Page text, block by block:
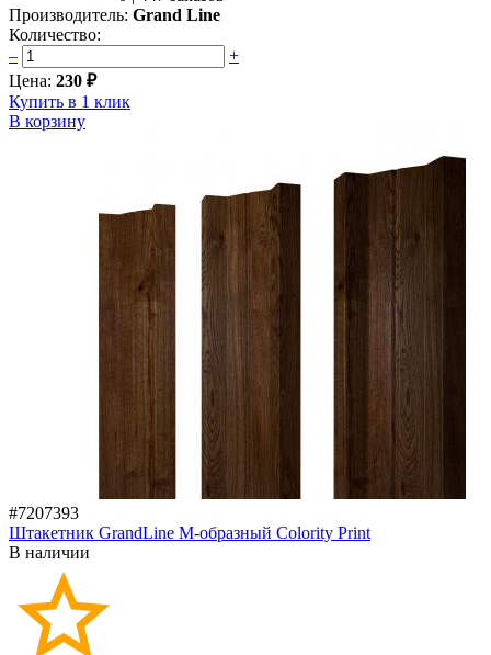
Производитель: Grand Line
Количество:
–
+
Цена: 230 ₽
Купить в 1 клик
В корзину
#7207393
Штакетник GrandLine M-образный Colority Print
В наличии